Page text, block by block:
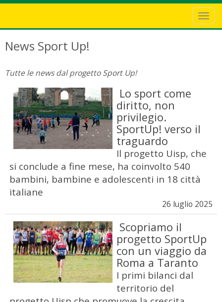
News Sport Up!
Tutte le news dal progetto Sport Up!
Lo sport come
diritto, non
privilegio.
SportUp! verso il
traguardo
Il progetto Uisp, che
si conclude a fine mese, ha coinvolto 540
bambini, bambine e adolescenti in 18 città
italiane
26 luglio 2025
Scopriamo il
progetto SportUp
con un viaggio da
Roma a Taranto
I primi bilanci dal
territorio del